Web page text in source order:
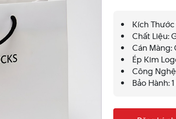
Kích
Chất Liệu:
Cán
Ép Kim
Công
Bảo Hành: